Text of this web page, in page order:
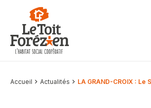
Aller au contenu
Accueil Actualités LA GRAND-CROIX : Le